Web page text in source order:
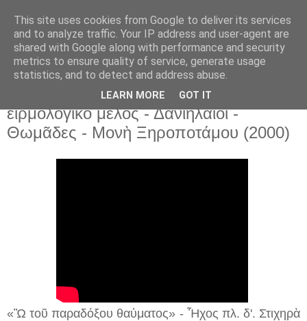
13 Σεπ 2025
«Ὢ τοῦ παραδόξου θαύματος» σὲ ἀργὸ
εἱρμολογικὸ μέλος - Δανιηλαῖοι -
Θωμᾶδες - Μονὴ Ξηροποτάμου (2000)
«Ὢ τοῦ παραδόξου θαύματος» - Ἦχος πλ. δ'. Στιχηρὰ
This site uses cookies from Google to deliver its services
and to analyze traffic. Your IP address and user-agent are
shared with Google along with performance and security
metrics to ensure quality of service, generate usage
statistics, and to detect and address abuse.
LEARN MORE GOT IT